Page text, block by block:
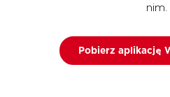
nim.
Pobierz aplikację